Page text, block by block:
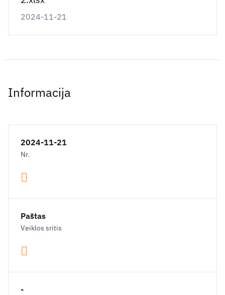
2024-11-21
Informacija
2024-11-21
Nr.
Paštas
Veiklos sritis
-